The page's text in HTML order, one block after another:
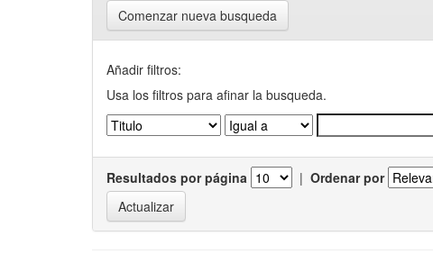
Comenzar nueva busqueda
Añadir filtros:
Usa los filtros para afinar la busqueda.
Resultados por página | Ordenar por